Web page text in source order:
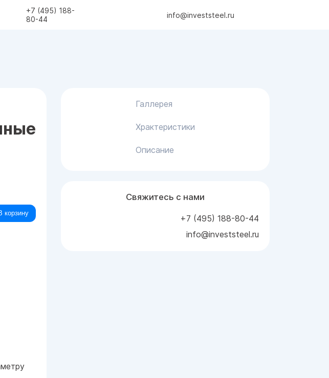
+7 (495) 188-
80-44
info@investsteel.ru
корзину
Галлерея
Храктеристики
Описание
Свяжитесь с нами
+7 (495) 188-80-44
info@investsteel.ru